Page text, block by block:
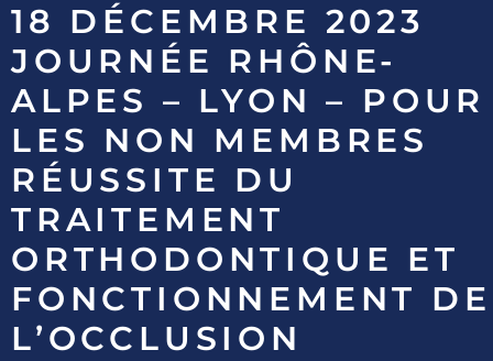
18 DÉCEMBRE 2023
JOURNÉE RHÔNE-
ALPES – LYON – POUR
LES NON MEMBRES
RÉUSSITE DU
TRAITEMENT
ORTHODONTIQUE ET
FONCTIONNEMENT DE
L’OCCLUSION